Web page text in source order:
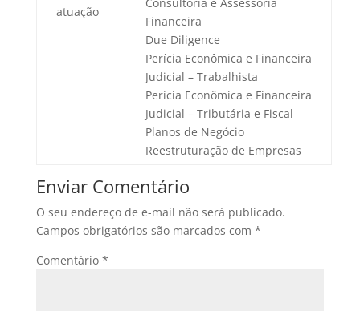
atuação
Financeira
Due Diligence
Perícia Econômica e Financeira
Judicial – Trabalhista
Perícia Econômica e Financeira
Judicial – Tributária e Fiscal
Planos de Negócio
Reestruturação de Empresas
Enviar Comentário
O seu endereço de e-mail não será publicado.
Campos obrigatórios são marcados com *
Comentário *